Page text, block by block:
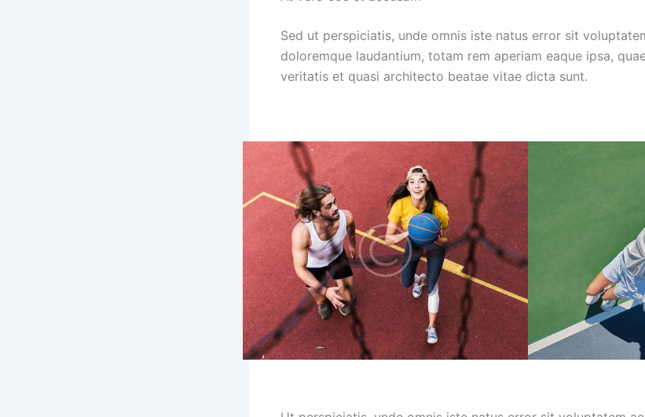
Sed ut perspiciatis, unde omnis iste natus error sit
doloremque laudantium, totam rem aperiam eaque ipsa,
veritatis et quasi architecto beatae vitae dicta sunt.